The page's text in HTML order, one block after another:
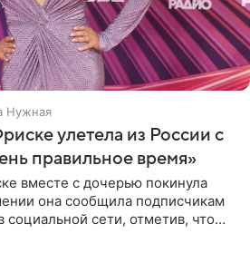
Нужная
улетела из России с
правильное время»
вместе с дочерью покинула
она сообщила подписчикам
социальной сети, отметив, что